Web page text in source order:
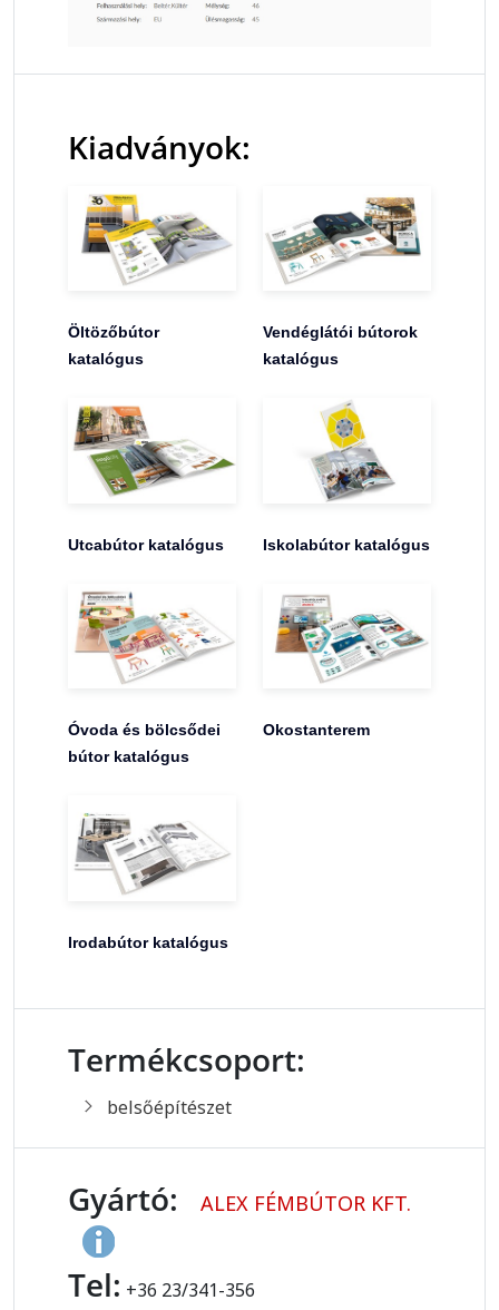
Kiadványok:
Öltözőbútor
katalógus
Vendéglátói bútorok
katalógus
Utcabútor katalógus Iskolabútor katalógus
Óvoda és bölcsődei
bútor katalógus
Okostanterem
Irodabútor katalógus
Termékcsoport:
belsőépítészet
Gyártó: ALEX FÉMBÚTOR KFT.
Tel: +36 23/341-356